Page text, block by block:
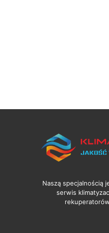
Naszą specjalnością
serwis